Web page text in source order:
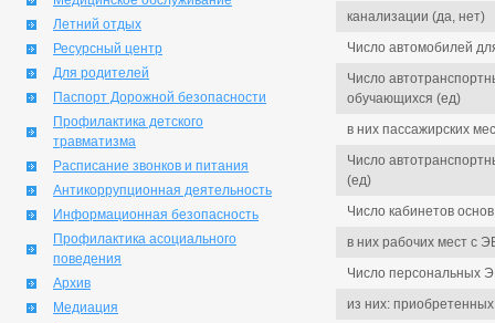
Летний отдых
Ресурсный центр
Для родителей
Паспорт Дорожной безопасности
Профилактика детского
травматизма
Расписание звонков и питания
Антикоррупционная деятельность
Информационная безопасность
Профилактика асоциального
поведения
Архив
Медиация
канализации (да, нет)
Число автомобилей
Число
обучающихся (ед)
в них пассажирских
Число
(ед)
Число кабинетов
в них рабочих мест с
Число персональных
из них: